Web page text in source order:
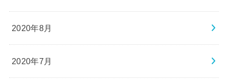
2020年8月
2020年7月